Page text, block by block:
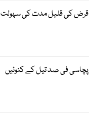
قرض کی قلیل مدت کی سہولت
پچاسی فی صد تیل کے کنوئیں